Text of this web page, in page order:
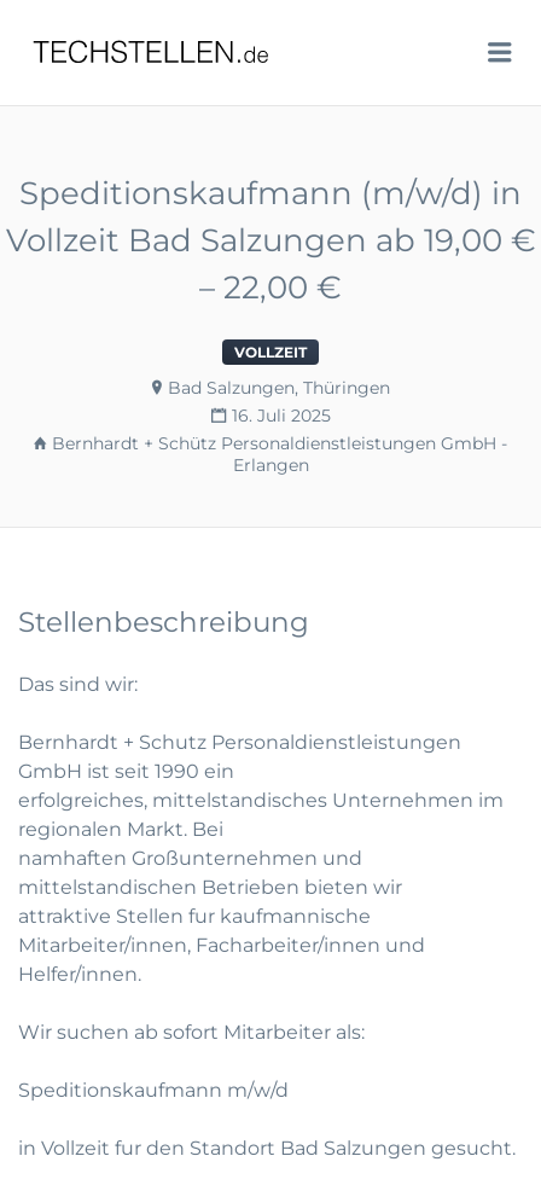
TECHSTELLEN.DE
Speditionskaufmann (m/w/d) in
Vollzeit Bad Salzungen ab 19,00 €
– 22,00 €
VOLLZEIT
Bad Salzungen, Thüringen
16. Juli 2025
Bernhardt + Schütz Personaldienstleistungen GmbH -
Erlangen
Stellenbeschreibung
Das sind wir:
Bernhardt + Schutz Personaldienstleistungen
GmbH ist seit 1990 ein
erfolgreiches, mittelstandisches Unternehmen im
regionalen Markt. Bei
namhaften Großunternehmen und
mittelstandischen Betrieben bieten wir
attraktive Stellen fur kaufmannische
Mitarbeiter/innen, Facharbeiter/innen und
Helfer/innen.
Wir suchen ab sofort Mitarbeiter als:
Speditionskaufmann m/w/d
in Vollzeit fur den Standort Bad Salzungen gesucht.